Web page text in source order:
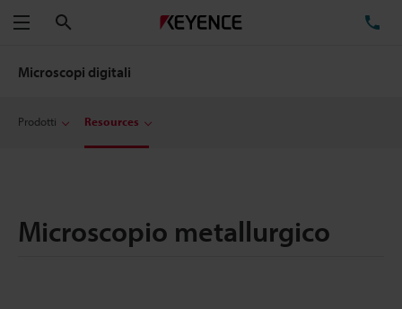
Menu
Microscopi digitali
Prodotti Resources
Microscopio metallurgico